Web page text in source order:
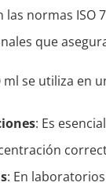
normas ISO
que
se utiliza en
: Es
: En